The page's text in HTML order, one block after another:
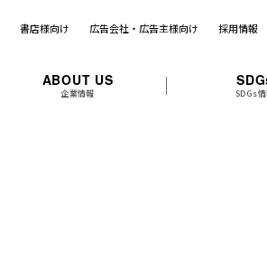
書店様向け 広告会社・広告主様向け 採用情報
ABOUT US
企業情報 SDGs